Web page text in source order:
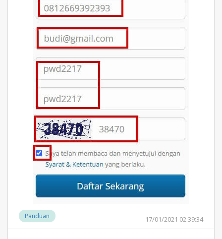
Panduan 17/01/2021 02:39:34